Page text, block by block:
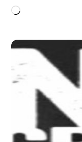
Caricamento
corso…